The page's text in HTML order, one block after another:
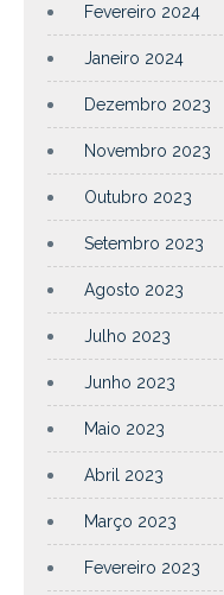
Fevereiro 2024
Janeiro 2024
Dezembro 2023
Novembro 2023
Outubro 2023
Setembro 2023
Agosto 2023
Julho 2023
Junho 2023
Maio 2023
Abril 2023
Março 2023
Fevereiro 2023